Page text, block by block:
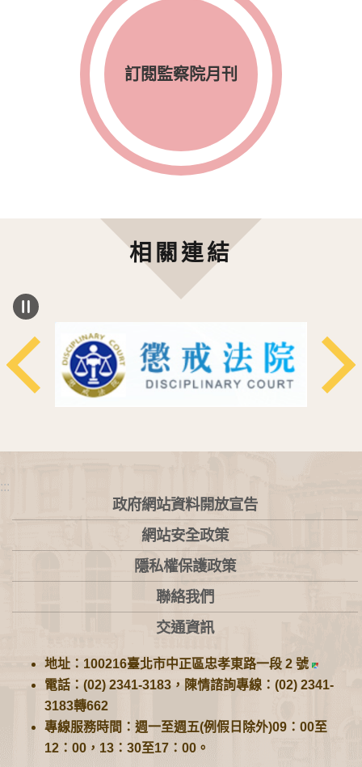
訂閱監察院月刊
相關連結
:::
政府網站資料開放宣告
網站安全政策
隱私權保護政策
聯絡我們
交通資訊
地址：100216臺北市中正區忠孝東路一段 2 號
電話：(02) 2341-3183，陳情諮詢專線：(02) 2341-
3183轉662
專線服務時間：週一至週五(例假日除外)09：00至
12：00，13：30至17：00。